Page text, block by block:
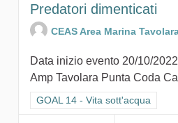
Predatori dimenticati
CEAS Area Marina
Data inizio evento 20/10/
Amp Tavolara Punta Coda
Filtra i risultati per categoria:
GOAL 14 - Vita sott'acqua